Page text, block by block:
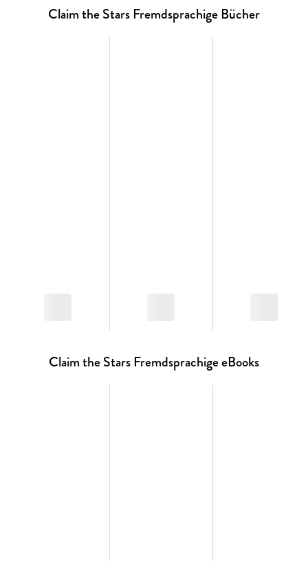
Claim the Stars Fremdsprachige Bücher
Claim the Stars Fremdsprachige eBooks